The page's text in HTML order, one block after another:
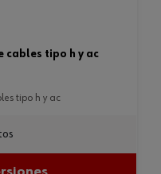
cables tipo h y ac
tipo h y ac